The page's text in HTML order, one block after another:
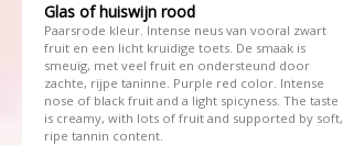
Glas of huiswijn rood
Paarsrode kleur. Intense neus van vooral zwart
fruit en een licht kruidige toets. De smaak is
smeuïg, met veel fruit en ondersteund door
zachte, rijpe taninne. Purple red color. Intense
nose of black fruit and a light spicyness. The taste
is creamy, with lots of fruit and supported by soft,
ripe tannin content.